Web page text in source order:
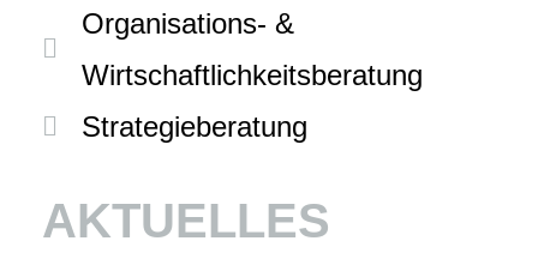
Organisations- &
Wirtschaftlichkeitsberatung
Strategieberatung
AKTUELLES